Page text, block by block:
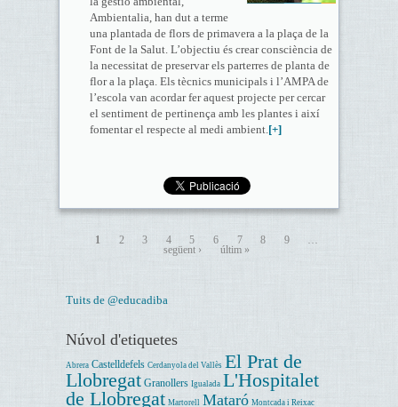
Ambientalia, han dut a terme
una plantada de flors de primavera a la plaça de la
Font de la Salut. L’objectiu és crear consciència de
la necessitat de preservar els parterres de planta de
flor a la plaça. Els tècnics municipals i l’AMPA de
l’escola van acordar fer aquest projecte per cercar
el sentiment de pertinença amb les plantes i així
fomentar el respecte al medi ambient.[+]
1 2 3 4 5 6 7 8 9
…
següent ›
últim »
Tuits de @educadiba
Núvol d'etiquetes
Abrera Castelldefels Cerdanyola del Vallès El Prat de
Llobregat Granollers Igualada L'Hospitalet
de Llobregat Martorell Mataró Montcada i Reixac